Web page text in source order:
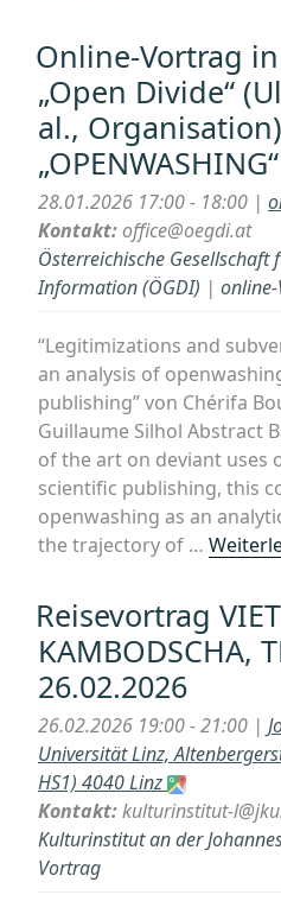
„Stiefkinder
der
Taxonomie
–
Show
Tell““
Online-Vortrag
„Open Divide“
al.,
„OPENWASHING“
28.01.2026 17:00 - 18:00 |
Kontakt:office@oegdi.at
Österreichische
Information (ÖGDI) |
“Legitimizations and
an analysis of
publishing” von Chérifa
Guillaume Silhol Abstract
of the art on deviant uses
scientific publishing, this
openwashing as an
the trajectory of …
Reisevortrag
KAMBODSCHA,
26.02.2026
26.02.2026 19:00 - 21:00 |
Universität Linz,
HS1) 4040 Linz
Kontakt:kulturinstitut-
Kulturinstitut an der
Vortrag